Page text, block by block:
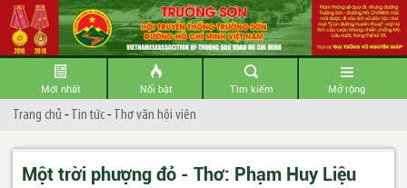
Mới nhất Nổi bật Tìm kiếm Mở rộng
Trang chủ -Tin tức-Thơ văn hội viên
Một trời phượng đỏ - Thơ: Phạm Huy Liệu